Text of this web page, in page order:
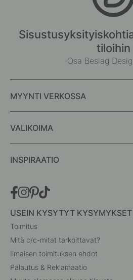
tiloihin
Osa Beslag
MYYNTI VERKOSSA
VALIKOIMA
INSPIRAATIO
USEIN KYSYTYT KYSYMYKSET
Toimitus
Mitä c/c-mitat tarkoittavat?
Ilmaisen toimituksen ehdot
Palautus & Reklamaatio